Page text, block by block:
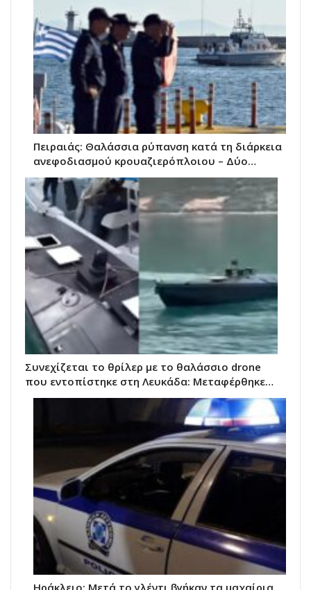
Πειραιάς: Θαλάσσια ρύπανση κατά τη διάρκεια
ανεφοδιασμού κρουαζιερόπλοιου – Δύο…
Συνεχίζεται το θρίλερ με το θαλάσσιο drone
που εντοπίστηκε στη Λευκάδα: Μεταφέρθηκε…
Ηράκλειο: Μετά το γλέντι βγήκαν τα μαχαίρια